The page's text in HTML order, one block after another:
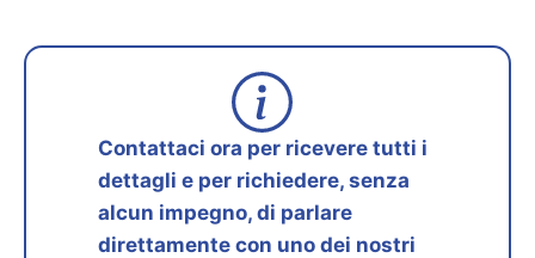
Contattaci ora per ricevere tutti i
dettagli e per richiedere, senza
alcun impegno, di parlare
direttamente con uno dei nostri